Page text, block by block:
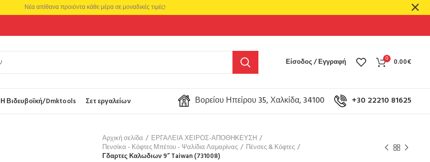
Είσοδος / Εγγραφή 0 0.00€
Η Βιδευβοϊκή/Dmktools Σετ εργαλείων Βορείου Ηπείρου 35, Χαλκίδα, 34100 +30 22210 81625
Αρχική σελίδα
ΕΡΓΑΛΕΙΑ ΧΕΙΡΟΣ-ΑΠΟΘΗΚΕΥΣΗ
Πενσίκα - Κόφτες Μπέτου - Ψαλίδια Λαμαρίνας
Πένσες & Κόφτες
Γδαρτες Καλωδιων 9” Taiwan (731008)
Νέα απίθανα προιόντα κάθε μέρα σε μοναδικές τιμές!